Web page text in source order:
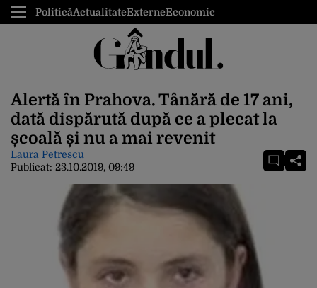
PoliticăActualitateExterneEconomic
Alertă în Prahova. Tânără de 17 ani,
dată dispărută după ce a plecat la
școală și nu a mai revenit
Laura Petrescu
Publicat: 23.10.2019, 09:49